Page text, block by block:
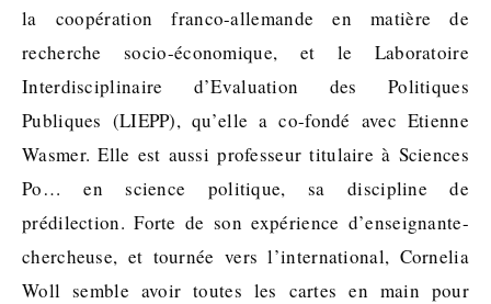
la coopération franco-allemande en matière de
recherche socio-économique, et le Laboratoire
Interdisciplinaire d’Evaluation des Politiques
Publiques (LIEPP), qu’elle a co-fondé avec Etienne
Wasmer. Elle est aussi professeur titulaire à Sciences
Po… en science politique, sa discipline de
prédilection. Forte de son expérience d’enseignante-
chercheuse, et tournée vers l’international, Cornelia
Woll semble avoir toutes les cartes en main pour